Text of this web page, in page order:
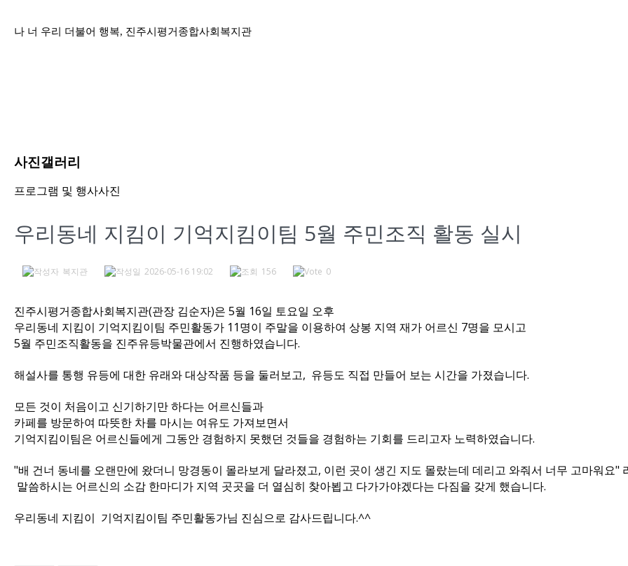
나 너 우리 더불어 행복, 진주시평거종합사회복지관
사진갤러리
프로그램 및 행사사진
우리동네 지킴이 기억지킴이팀 5월 주민조직 활동 실시
복지관 2026-05-16 19:02 156 0
진주시평거종합사회복지관(관장 김순자)은 5월 16일 토요일 오후
우리동네 지킴이 기억지킴이팀 주민활동가 11명이 주말을 이용하여 상봉 지역 재가 어르신 7명을 모시고
5월 주민조직활동을 진주유등박물관에서 진행하였습니다.
해설사를 통행 유등에 대한 유래와 대상작품 등을 둘러보고, 유등도 직접 만들어 보는 시간을 가졌습니다.
모든 것이 처음이고 신기하기만 하다는 어르신들과
카페를 방문하여 따뜻한 차를 마시는 여유도 가져보면서
기억지킴이팀은 어르신들에게 그동안 경험하지 못했던 것들을 경험하는 기회를 드리고자 노력하였습니다.
"배 건너 동네를 오랜만에 왔더니 망경동이 몰라보게 달라졌고, 이런 곳이 생긴 지도
말씀하시는 어르신의 소감 한마디가 지역 곳곳을 더 열심히 찾아뵙고 다가가야겠다는 다짐을 갖게 했습니다.
우리동네 지킴이 기억지킴이팀 주민활동가님 진심으로 감사드립니다.^^